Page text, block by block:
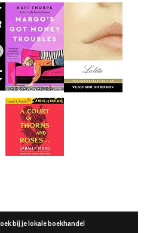
bij je lokale boekhandel